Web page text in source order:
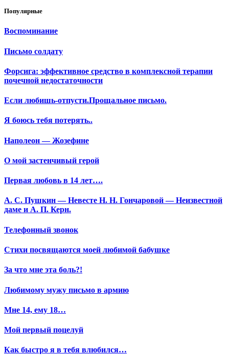
Популярные
Воспоминание
Письмо солдату
Форсига: эффективное средство в комплексной терапии
почечной недостаточности
Если любишь-отпусти.Прощальное письмо.
Я боюсь тебя потерять..
Наполеон — Жозефине
О мой застенчивый герой
Первая любовь в 14 лет….
А. С. Пушкин — Невесте Н. Н. Гончаровой — Неизвестной
даме и А. П. Керн.
Телефонный звонок
Стихи посвящаются моей любимой бабушке
За что мне эта боль?!
Любимому мужу письмо в армию
Мне 14, ему 18…
Мой первый поцелуй
Как быстро я в тебя влюбился…